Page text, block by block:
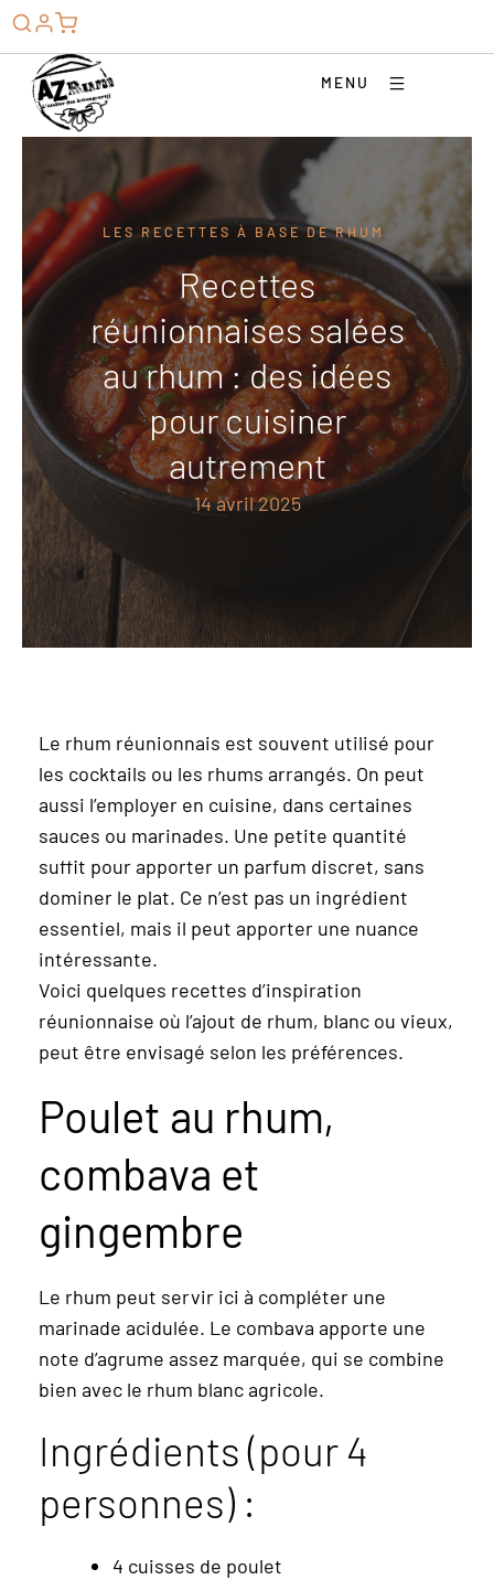
MENU
LES RECETTES À BASE DE RHUM
Recettes
réunionnaises salées
au rhum : des idées
pour cuisiner
autrement
14 avril 2025
Le rhum réunionnais est souvent utilisé pour
les cocktails ou les rhums arrangés. On peut
aussi l’employer en cuisine, dans certaines
sauces ou marinades. Une petite quantité
suffit pour apporter un parfum discret, sans
dominer le plat. Ce n’est pas un ingrédient
essentiel, mais il peut apporter une nuance
intéressante.
Voici quelques recettes d’inspiration
réunionnaise où l’ajout de rhum, blanc ou vieux,
peut être envisagé selon les préférences.
Poulet au rhum,
combava et
gingembre
Le rhum peut servir ici à compléter une
marinade acidulée. Le combava apporte une
note d’agrume assez marquée, qui se combine
bien avec le rhum blanc agricole.
Ingrédients (pour 4
personnes) :
4 cuisses de poulet